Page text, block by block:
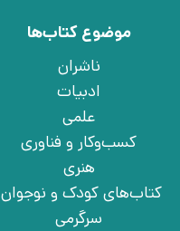
موضوع کتاب‌ها
ناشران
ادبیات
علمی
کسب‌وکار و فناوری
هنری
کتاب‌های کودک و نوجوان
سرگرمی